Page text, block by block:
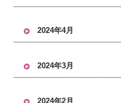
2024年4月
2024年3月
2024年2月